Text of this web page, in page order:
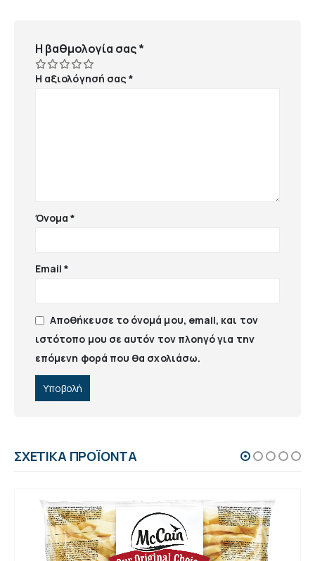
Η βαθμολογία σας*
Η αξιολόγησή σας*
Όνομα*
Email*
Αποθήκευσε το όνομά μου, email, και τον
ιστότοπο μου σε αυτόν τον πλοηγό για την
επόμενη φορά που θα σχολιάσω.
ΣΧΕΤΙΚΆ ΠΡΟΪΌΝΤΑ